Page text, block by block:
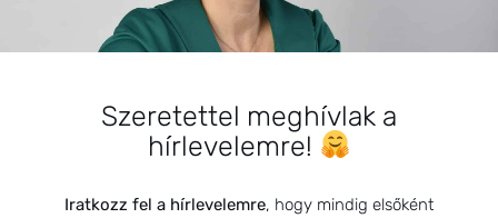
Az ösztrogénhiány okai, tünetei és
Nyugtató tea szoptatós anyáknak
Szeretettel meghívlak a
hírlevelemre!
Iratkozz fel a hírlevelemre, hogy mindig elsőként